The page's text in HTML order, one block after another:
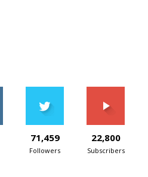
71,459
Followers
22,800
Subscribers